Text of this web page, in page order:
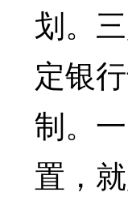
划。
定银
制。
置，